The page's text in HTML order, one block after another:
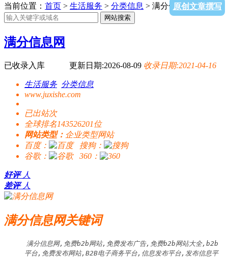
原创文章撰写
当前位置： 首页 > 生活服务 > 分类信息 > 满分信息网
网站搜索
满分信息网
已收录入库 更新日期:2026-08-09 收录日期:2021-04-16
生活服务 分类信息
www.juxishe.com
已出站次
全球排名143526201位
网站类型： 企业类型网站
百度：
搜狗：
谷歌：
360：
好评 人
差评 人
满分信息网关键词
满分信息网,免费b2b网站,免费发布广告,免费b2b网站大全,b2b
平台,免费发布网站,B2B电子商务平台,信息发布平台,发布信息平